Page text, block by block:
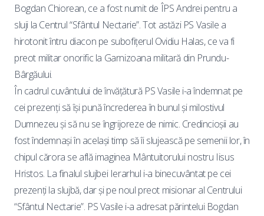
Bogdan Chiorean, ce a fost numit de ÎPS Andrei pentru a
sluji la Centrul “Sfântul Nectarie”. Tot astăzi PS Vasile a
hirotonit întru diacon pe subofițerul Ovidiu Halas, ce va fi
preot militar onorific la Garnizoana militară din Prundu-
Bârgăului.
În cadrul cuvântului de învățătură PS Vasile i-a îndemnat pe
cei prezenți să își pună încrederea în bunul și milostivul
Dumnezeu și să nu se îngrijoreze de nimic. Credincioșii au
fost îndemnași în același timp să îi slujească pe semenii lor, în
chipul cărora se află imaginea Mântuitorului nostru Iisus
Hristos. La finalul slujbei Ierarhul i-a binecuvântat pe cei
prezenți la slujbă, dar și pe noul preot misionar al Centrului
“Sfântul Nectarie”. PS Vasile i-a adresat părintelui Bogdan